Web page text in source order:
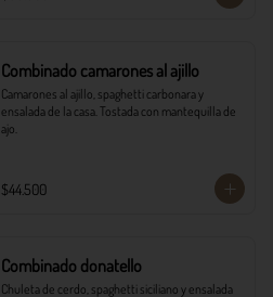
Combinado camarones al ajillo
Camarones al ajillo, spaghetti carbonara y
ensalada de la casa. Tostada con mantequilla de
ajo.
$44.500
Combinado donatello
Chuleta de cerdo, spaghetti siciliano y ensalada